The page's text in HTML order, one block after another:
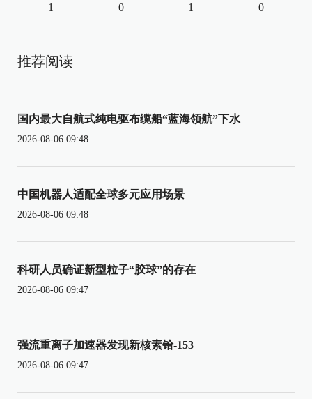
1 0 1 0
推荐阅读
国内最大自航式纯电驱布缆船“蓝海领航”下水
2026-08-06 09:48
中国机器人适配全球多元应用场景
2026-08-06 09:48
科研人员确证新型粒子“胶球”的存在
2026-08-06 09:47
强流重离子加速器发现新核素铪-153
2026-08-06 09:47